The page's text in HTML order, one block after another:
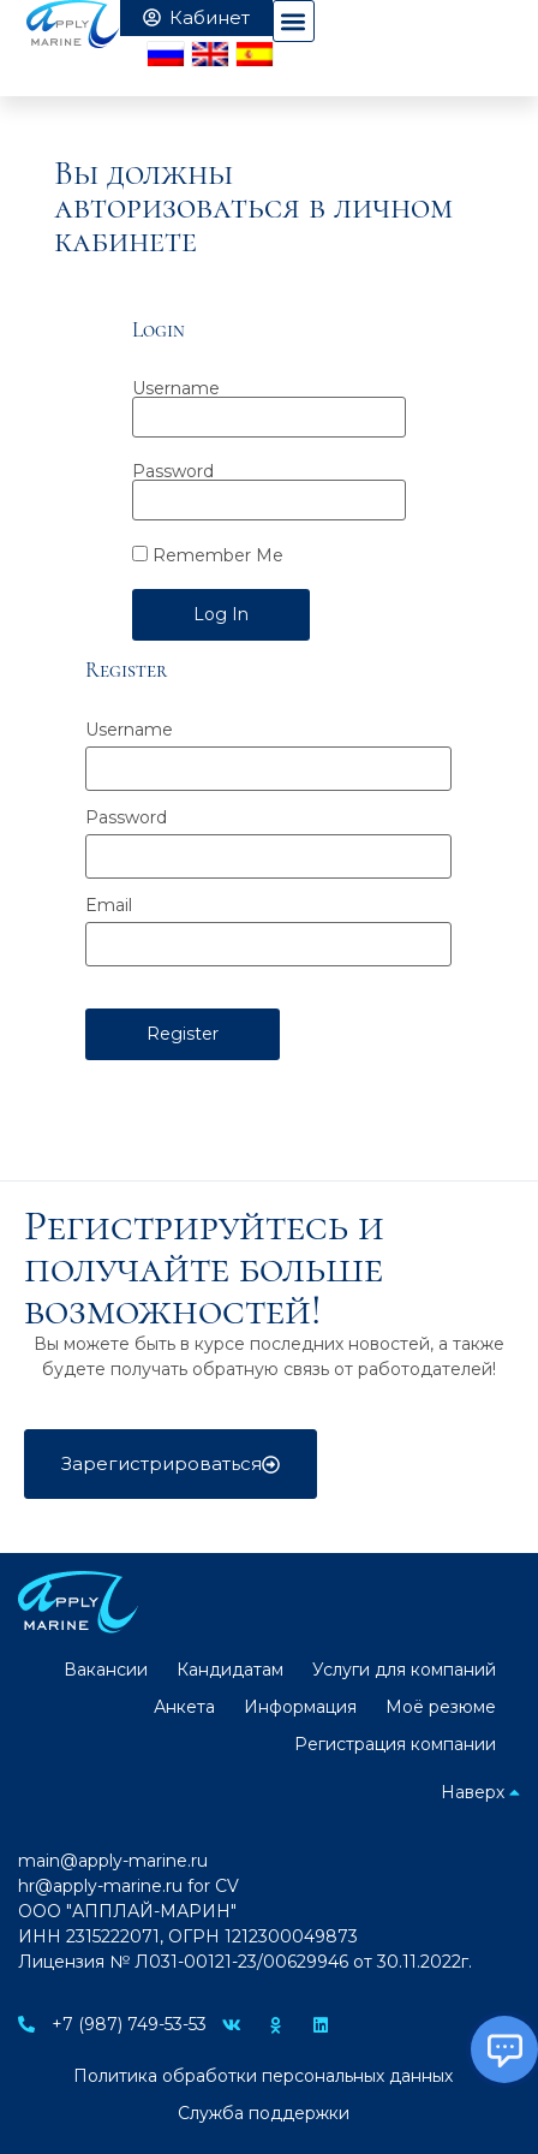
Вы должны
авторизоваться в личном
кабинете
Login
Username
Password
Remember Me
Alternative:
Register
Username
Password
Email
Регистрируйтесь и
получайте больше
возможностей!
Вы можете быть в курсе последних новостей, а также
будете получать обратную связь от работодателей!
Зарегистрироваться
Вакансии Кандидатам
Услуги для компаний
Анкета
Информация
Моё резюме
Регистрация компании
Наверх
main@apply-marine.ru
hr@apply-marine.ru for CV
ООО "АППЛАЙ-МАРИН"
ИНН 2315222071, ОГРН 1212300049873
Лицензия № Л031-00121-23/00629946 от 30.11.2022г.
+7 (987) 749-53-53
Политика обработки персональных данных
Служба поддержки